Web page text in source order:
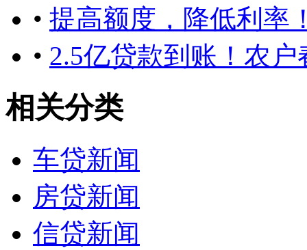
• 提高额度，降低利率
• 2.5亿贷款到账！农
相关分类
车贷新闻
房贷新闻
信贷新闻